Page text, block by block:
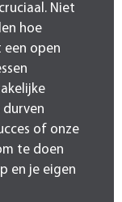
Niet
hoe
open
durven
of onze
te doen
en je eigen